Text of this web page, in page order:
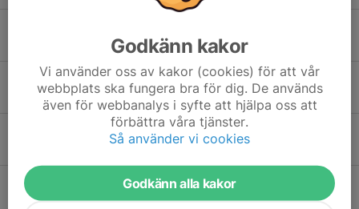
19 mar, 10:43 0
Vårcupen i helgen
6 mar, 12:03 1
Uppstart Säsongen 2026
12 jan, 07:05
Träningsprogram
14 dec 2025 0
Godkänn kakor
Vi använder oss av kakor (cookies) för att vår
webbplats ska fungera bra för dig. De används
även för webbanalys i syfte att hjälpa oss att
förbättra våra tjänster.
Så använder vi cookies
Godkänn alla kakor